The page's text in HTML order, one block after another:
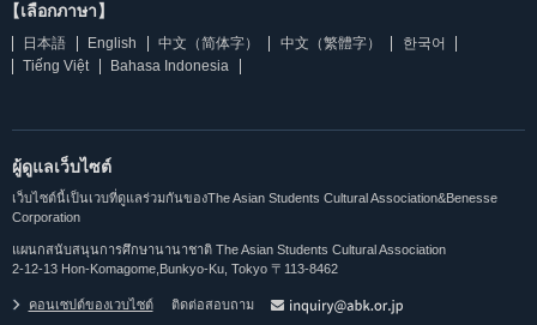
【เลือกภาษา】
日本語 English 中文（简体字） 中文（繁體字）
한국어
Tiếng Việt
Bahasa Indonesia
ผู้ดูแลเว็บไซต์
เว็บไซต์นี้เป็นเวบที่ดูแลร่วมกันของThe Asian Students Cultural Association&Benesse
Corporation
แผนกสนับสนุนการศึกษานานาชาติ The Asian Students Cultural Association
2-12-13 Hon-Komagome,Bunkyo-Ku, Tokyo 〒113-8462
คอนเซปต์ของเวบไซต์ ติดต่อสอบถาม